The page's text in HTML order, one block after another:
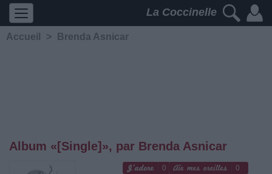
La Coccinelle
Accueil > Brenda Asnicar
Album «[Single]», par Brenda Asnicar
0 0